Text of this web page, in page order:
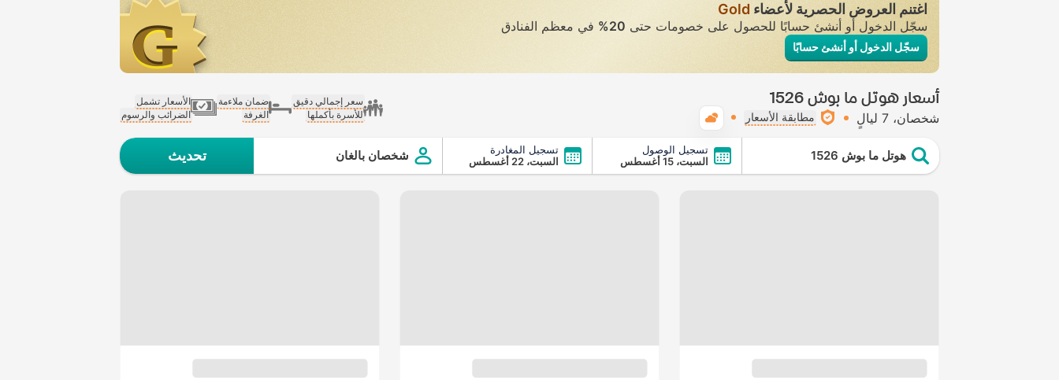
اغتنم العروض الحصرية لأعضاء Gold
سجّل الدخول أو أنشئ حسابًا للحصول على خصومات حتى 20% في معظم الفنادق
سجّل الدخول أو أنشئ حسابًا
أسعار هوتل ما بوش 1526
شخصان 7 ليالٍ مطابقة الأسعار
سعر إجمالي دقيق
للأسرة بأكملها
ضمان ملاءمة
الغرفة
الأسعار تشمل
الضرائب والرسوم
هوتل ما بوش 1526
تسجيل الوصول
السبت، 15 أغسطس
تسجيل المغادرة
السبت، 22 أغسطس
شخصان بالغان تحديث